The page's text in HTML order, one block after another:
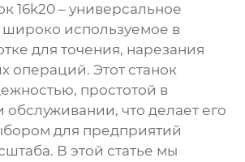
16k20– универсальное
используемое в
для точения, нарезания
операций. Этот станок
простотой в
обслуживании, что делает его
для предприятий
В этой статье мы